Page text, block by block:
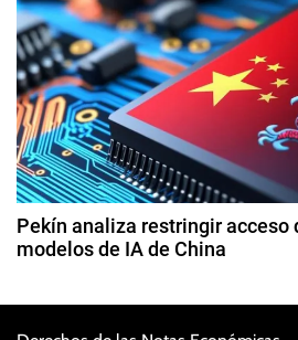
Pekín analiza restringir acceso
modelos de IA de China